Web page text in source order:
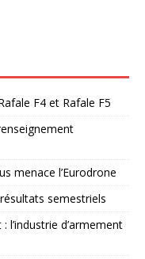
F4 et Rafale F5
menace l’Eurodrone
semestriels
d’armement